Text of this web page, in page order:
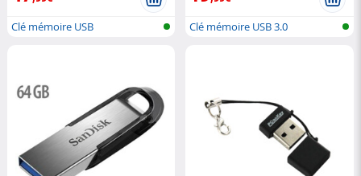
Clé mémoire USB
Clé mémoire USB 3.0